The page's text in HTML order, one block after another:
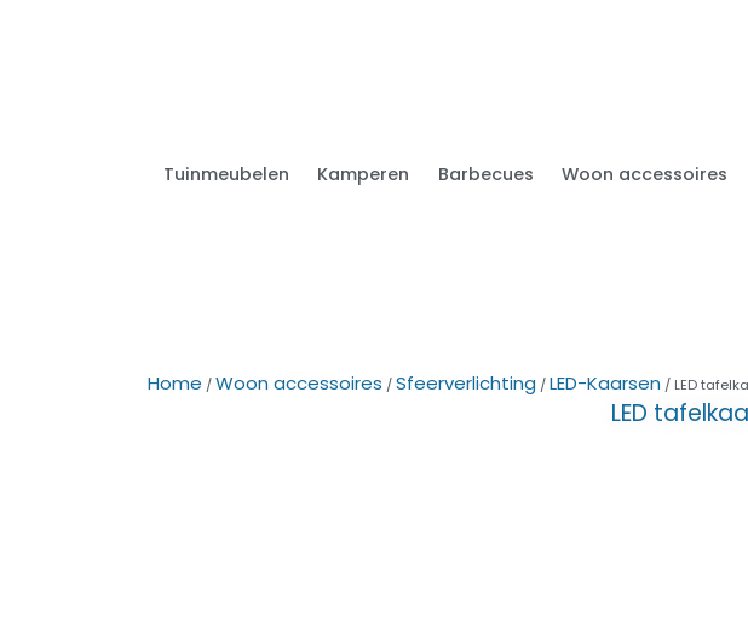
Tuinmeubelen Kamperen Barbecues Woon accessoires
Home /Woon accessoires /Sfeerverlichting /LED-Kaarsen / LED
LED